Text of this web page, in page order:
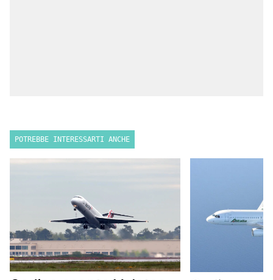
POTREBBE INTERESSARTI ANCHE